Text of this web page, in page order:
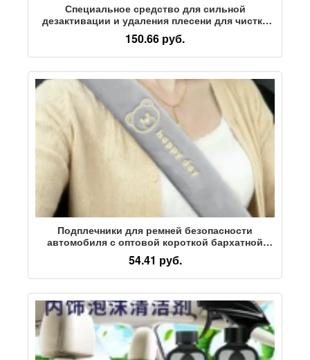
Специальное средство для сильной
дезактивации и удаления плесени для чистки
ремней безопасности, принадлежностей для
салона автомобиля, чистой и не поддающейся
стирке ткани сидений
150.66 руб.
Подплечники для ремней безопасности
автомобиля с оптовой короткой бархатной
вышивкой, однотонный удлиненный
автомобиль для больших грузовиков на
дальние расстояния, внутренняя отделка
54.41 руб.